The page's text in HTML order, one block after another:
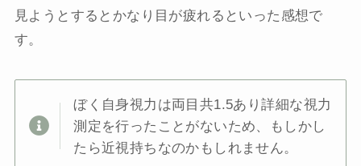
見ようとするとかなり目が疲れるといった感想で
す。
ぼく自身視力は両目共1.5あり詳細な視力
測定を行ったことがないため、もしかし
たら近視持ちなのかもしれません。